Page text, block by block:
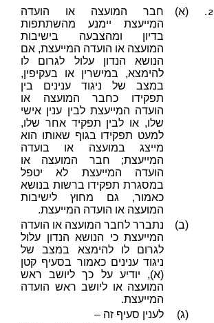
(א)
חבר המועצה או הועדה
המייעצת יימנע מהשתתפות
בדיון ומהצבעה בישיבות
המועצה או הועדה המייעצת, אם
הנושא הנדון עלול לגרום לו
להימצא, במישרין או בעקיפין,
במצב של ניגוד ענינים בין
תפקידו כחבר המועצה או
הועדה המייעצת לבין ענין אישי
שלו, או לבין תפקיד אחר שלו,
למעט תפקידו בגוף שאותו הוא
מייצג במועצה או בועדה
המייעצת; חבר המועצה או
הועדה המייעצת לא יטפל
במסגרת תפקידו ברשות בנושא
כאמור, גם מחוץ לישיבות
המועצה או הועדה המייעצת.
(ב)
נתברר לחבר המועצה או הועדה
המייעצת כי הנושא הנדון עלול
לגרום לו להימצא במצב של
ניגוד ענינים כאמור בסעיף קטן
(א), יודיע על כך ליושב ראש
המועצה או ליושב ראש הועדה
המייעצת.
(ג)
לענין סעיף זה –